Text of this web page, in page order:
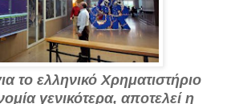
το ελληνικό Χρηματιστήριο
γενικότερα, αποτελεί η